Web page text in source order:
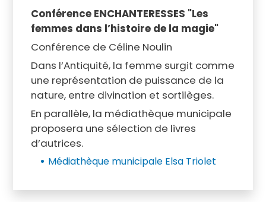
Conférence ENCHANTERESSES "Les
femmes dans l’histoire de la magie"
Conférence de Céline Noulin
Dans l’Antiquité, la femme surgit comme
une représentation de puissance de la
nature, entre divination et sortilèges.
En parallèle, la médiathèque municipale
proposera une sélection de livres
d’autrices.
Médiathèque municipale Elsa Triolet